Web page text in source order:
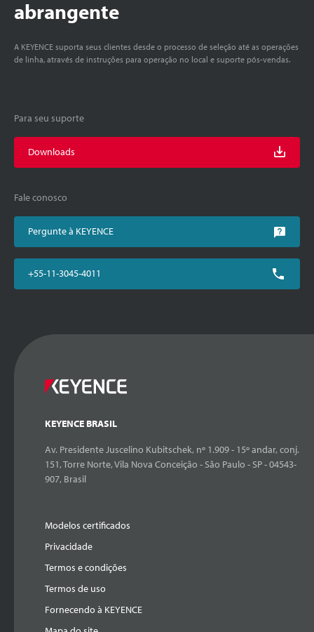
abrangente
A KEYENCE suporta seus clientes desde o processo de seleção até as operações
de linha, através de instruções para operação no local e suporte pós-vendas.
Para seu suporte
Downloads
Fale conosco
Pergunte à KEYENCE
+55-11-3045-4011
KEYENCE BRASIL
Av. Presidente Juscelino Kubitschek, nº 1.909 - 15º andar, conj.
151, Torre Norte, Vila Nova Conceição - São Paulo - SP - 04543-
907, Brasil
Modelos certificados
Privacidade
Termos e condições
Termos de uso
Fornecendo à KEYENCE